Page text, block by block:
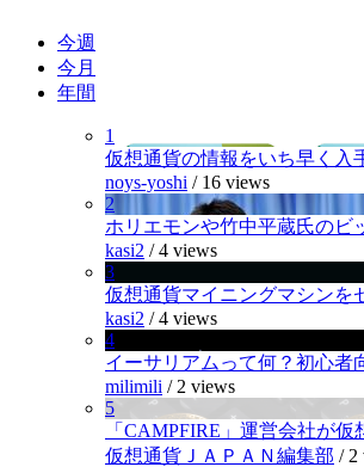
今週
今月
年間
1
仮想通貨の情報をいち早く入
noys-yoshi / 16 views
2
ホリエモンや竹中平蔵氏のビ
kasi2 /4 views
3
仮想通貨マイニングマシンを
kasi2 /4 views
4
イーサリアムって何？初心者
milimili / 2 views
5
「CAMPFIRE」運営会社が
仮想通貨ＪＡＰＡＮ編集部 / 2